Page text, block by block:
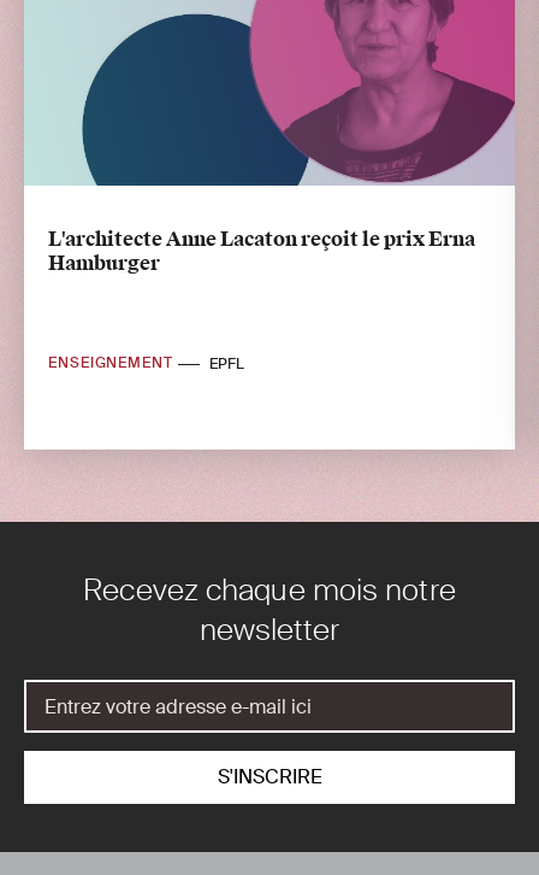
L'architecte Anne Lacaton reçoit le prix Erna
Hamburger
ENSEIGNEMENT EPFL
Recevez chaque mois notre
newsletter